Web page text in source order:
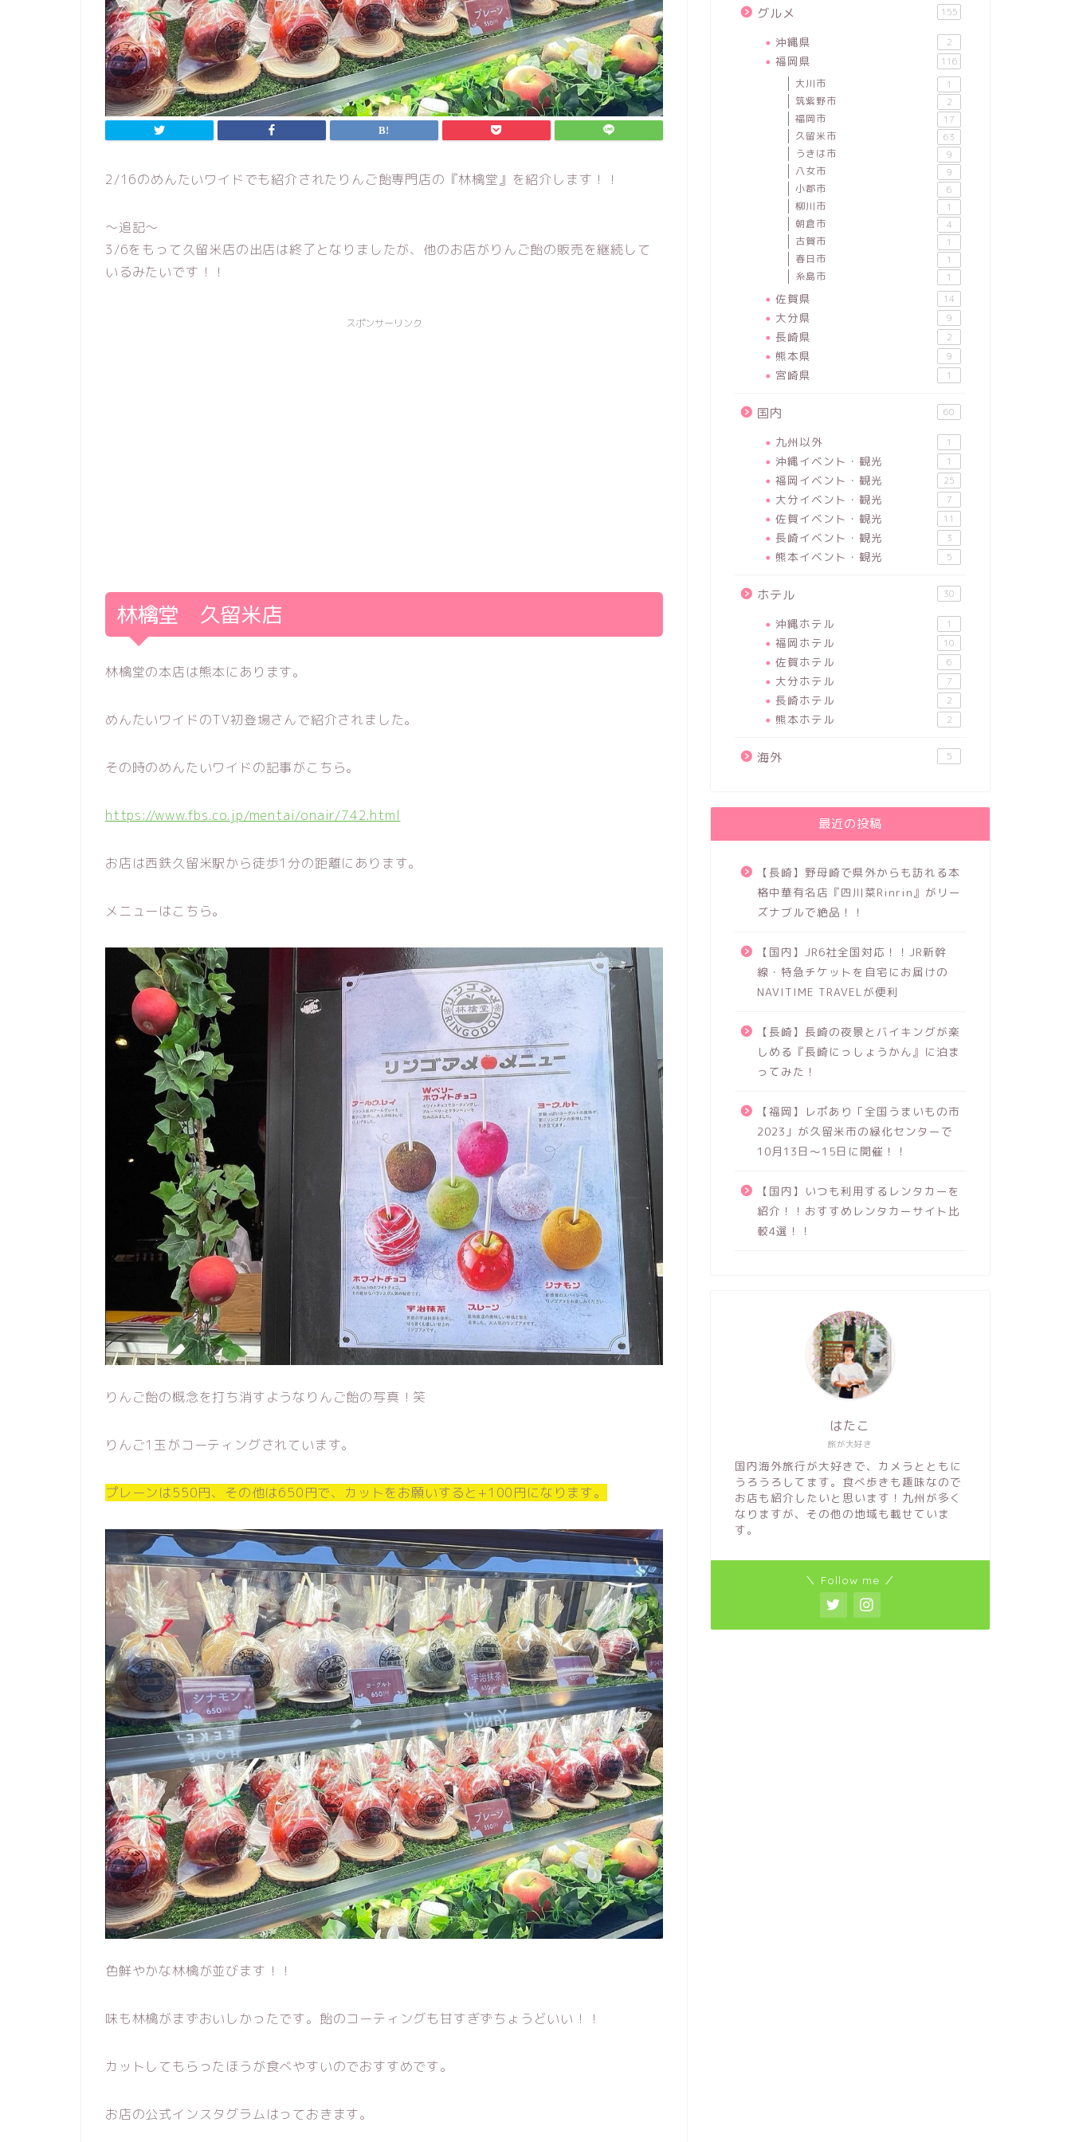
2/16のめんたいワイドでも紹介されたりんご飴専門店の『林檎堂』を紹介します！！
～追記～
3/6をもって久留米店の出店は終了となりましたが、他のお店がりんご飴の販売を継続して
いるみたいです！！
スポンサーリンク
林檎堂 久留米店
林檎堂の本店は熊本にあります。
めんたいワイドのTV初登場さんで紹介されました。
その時のめんたいワイドの記事がこちら。
https://www.fbs.co.jp/mentai/onair/742.html
お店は西鉄久留米駅から徒歩1分の距離にあります。
メニューはこちら。
りんご飴の概念を打ち消すようなりんご飴の写真！笑
りんご1玉がコーティングされています。
プレーンは550円、その他は650円で、カットをお願いすると+100円になります。
色鮮やかな林檎が並びます！！
味も林檎がまずおいしかったです。飴のコーティングも甘すぎずちょうどいい！！
カットしてもらったほうが食べやすいのでおすすめです。
お店の公式インスタグラムはっておきます。
グルメ 155
沖縄県 2
福岡県 116
大川市 1
筑紫野市 2
福岡市 17
久留米市 63
うきは市 9
八女市 9
小郡市 6
柳川市 1
朝倉市 4
古賀市 1
春日市 1
糸島市 1
佐賀県 14
大分県 9
長崎県 2
熊本県 9
宮崎県 1
国内 60
九州以外 1
沖縄イベント・観光 1
福岡イベント・観光 25
大分イベント・観光 7
佐賀イベント・観光 11
長崎イベント・観光 3
熊本イベント・観光 5
ホテル 30
沖縄ホテル 1
福岡ホテル 10
佐賀ホテル 6
大分ホテル 7
長崎ホテル 2
熊本ホテル 2
海外 5
最近の投稿
【長崎】野母崎で県外からも訪れる本
格中華有名店『四川菜Rinrin』がリー
ズナブルで絶品！！
【国内】JR6社全国対応！！JR新幹
線・特急チケットを自宅にお届けの
NAVITIME TRAVELが便利
【長崎】長崎の夜景とバイキングが楽
しめる『長崎にっしょうかん』に泊ま
ってみた！
【福岡】レポあり「全国うまいもの市
2023」が久留米市の緑化センターで
10月13日～15日に開催！！
【国内】いつも利用するレンタカーを
紹介！！おすすめレンタカーサイト比
較4選！！
旅が大好き
はたこ
国内海外旅行が大好きで、カメラとともに
うろうろしてます。食べ歩きも趣味なので
お店も紹介したいと思います！九州が多く
なりますが、その他の地域も載せていま
す。
＼ Follow me ／